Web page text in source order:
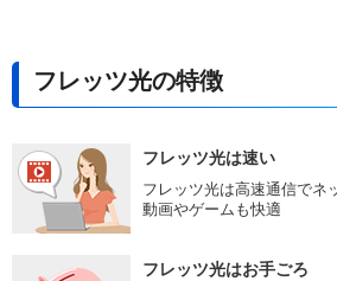
フレッツ光の特徴
フレッツ光は速い
フレッツ光は高速通信でネ
動画やゲームも快適
フレッツ光はお手ごろ